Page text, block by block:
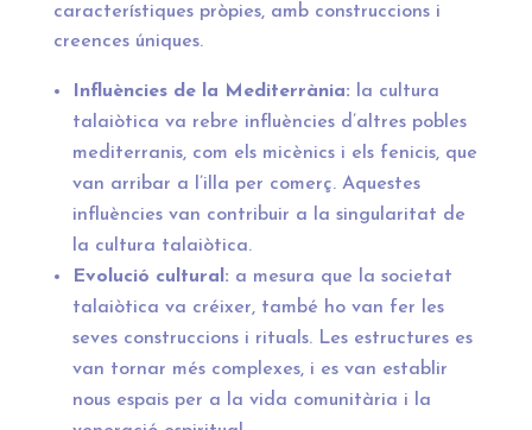
característiques pròpies, amb construccions i
creences úniques.
Influències de la Mediterrània: la cultura
talaiòtica va rebre influències d’altres pobles
mediterranis, com els micènics i els fenicis, que
van arribar a l’illa per comerç. Aquestes
influències van contribuir a la singularitat de
la cultura talaiòtica.
Evolució cultural: a mesura que la societat
talaiòtica va créixer, també ho van fer les
seves construccions i rituals. Les estructures es
van tornar més complexes, i es van establir
nous espais per a la vida comunitària i la